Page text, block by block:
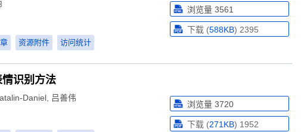
资源附件 访问统计
浏览量 3561
下载 (588KB) 2395
识别方法
Daniel 吕善伟
浏览量 3720
下载 (271KB) 1952